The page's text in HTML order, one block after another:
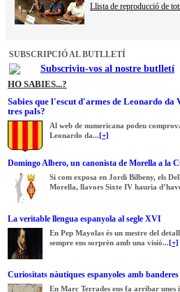
Llista de reproducció de
SUBSCRIPCIÓ AL BUTLLETÍ
Subscriviu-vos al nostre butlletí
HO SABIES...?
Sabies que l'escut d'armes de Leonardo da
tres pals?
Al web de numericana podeu
Leonardo da...[+]
Domingo Albero, un canonista de Morella a la
Si com exposa en Jordi Bilbeny, els
Morella, llavors Sixte IV hauria
La veritable llengua espanyola al segle XVI
En Pep Mayolas és un mestre del
sempre ens sorprèn amb una visió...[+]
Curiositats nàutiques espanyoles amb banderes
En Marc Terrades ens fa arribar unes